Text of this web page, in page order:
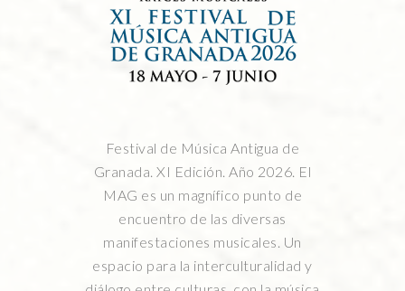
Festival de Música Antigua de
Granada. XI Edición. Año 2026. El
MAG es un magnífico punto de
encuentro de las diversas
manifestaciones musicales. Un
espacio para la interculturalidad y